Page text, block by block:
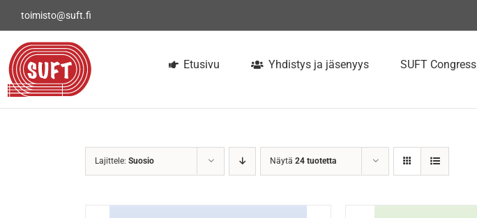
toimisto@suft.fi
Etusivu Yhdistys ja jäsenyys SUFT Congress
Lajittele: Suosio Näytä 24 tuotetta